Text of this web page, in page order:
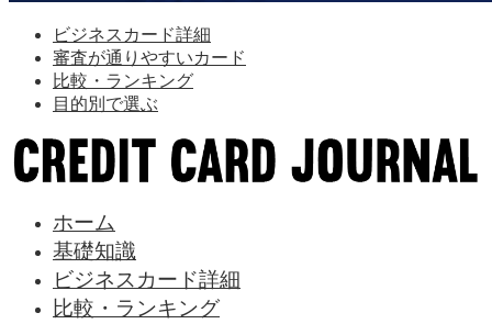
ビジネスカード詳細
審査が通りやすいカード
比較・ランキング
目的別で選ぶ
ホーム
基礎知識
ビジネスカード詳細
比較・ランキング